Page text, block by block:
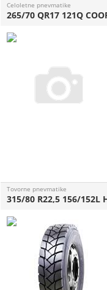
Celoletne pnevmatike
265/70 QR17 121Q
Tovorne pnevmatike
315/80 R22,5 156/152L